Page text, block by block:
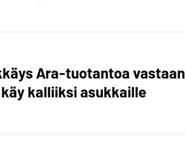
Ara-tuotantoa vastaan
kalliiksi asukkaille